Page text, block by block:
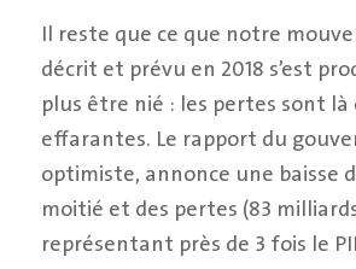
Il reste que ce que notre
décrit et prévu en 2018 s’est
plus être nié : les pertes sont
effarantes. Le rapport du
optimiste, annonce une baisse
moitié et des pertes (83
représentant près de 3 fois le